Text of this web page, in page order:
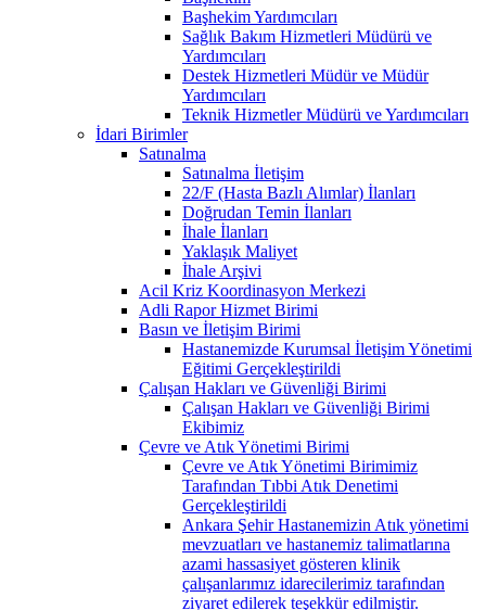
Başhekim Yardımcıları
Sağlık Bakım Hizmetleri Müdürü ve
Yardımcıları
Destek Hizmetleri Müdür ve Müdür
Yardımcıları
Teknik Hizmetler Müdürü ve Yardımcıları
İdari Birimler
Satınalma
Satınalma İletişim
22/F (Hasta Bazlı Alımlar) İlanları
Doğrudan Temin İlanları
İhale İlanları
Yaklaşık Maliyet
İhale Arşivi
Acil Kriz Koordinasyon Merkezi
Adli Rapor Hizmet Birimi
Basın ve İletişim Birimi
Hastanemizde Kurumsal İletişim Yönetimi
Eğitimi Gerçekleştirildi
Çalışan Hakları ve Güvenliği Birimi
Çalışan Hakları ve Güvenliği Birimi
Ekibimiz
Çevre ve Atık Yönetimi Birimi
Çevre ve Atık Yönetimi Birimimiz
Tarafından Tıbbi Atık Denetimi
Gerçekleştirildi
Ankara Şehir Hastanemizin Atık yönetimi
mevzuatları ve hastanemiz talimatlarına
azami hassasiyet gösteren klinik
çalışanlarımız idarecilerimiz tarafından
ziyaret edilerek teşekkür edilmiştir.